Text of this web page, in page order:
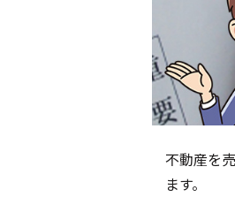
不動産を
ます。